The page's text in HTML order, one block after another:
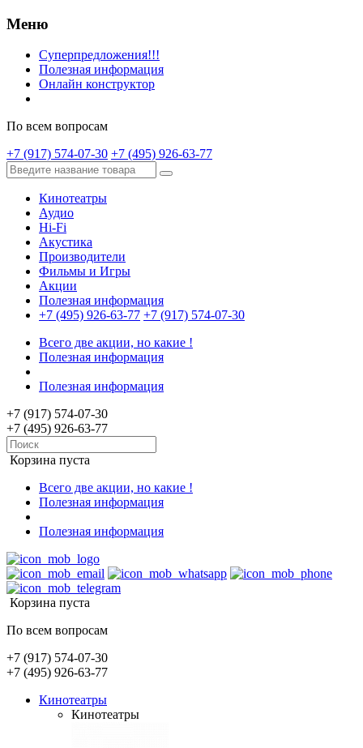
Меню
Суперпредложения!!!
Полезная информация
Онлайн конструктор
По всем вопросам
+7 (917) 574-07-30 +7 (495) 926-63-77
Кинотеатры
Аудио
Hi-Fi
Акустика
Производители
Фильмы и Игры
Акции
Полезная информация
+7 (495) 926-63-77 +7 (917) 574-07-30
Всего две акции, но какие !
Полезная информация
Полезная информация
+7 (917) 574-07-30
+7 (495) 926-63-77
Корзина пуста
Всего две акции, но какие !
Полезная информация
Полезная информация
Корзина пуста
По всем вопросам
+7 (917) 574-07-30
+7 (495) 926-63-77
Кинотеатры
Кинотеатры